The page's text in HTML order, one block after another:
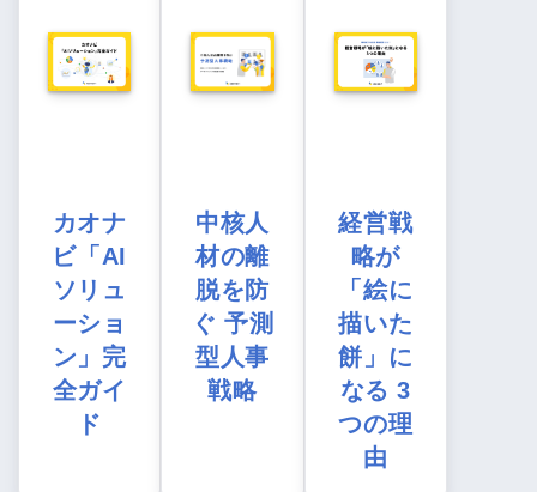
カオナ
ビ「AI
ソリュ
ーショ
ン」完
全ガイ
ド
中核人
材の離
脱を防
ぐ 予測
型人事
戦略
経営戦
略が
「絵に
描いた
餅」に
なる 3
つの理
由